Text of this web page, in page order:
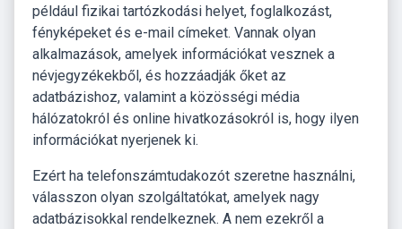
például fizikai tartózkodási helyet, foglalkozást,
fényképeket és e-mail címeket. Vannak olyan
alkalmazások, amelyek információkat vesznek a
névjegyzékekből, és hozzáadják őket az
adatbázishoz, valamint a közösségi média
hálózatokról és online hivatkozásokról is, hogy ilyen
információkat nyerjenek ki.
Ezért ha telefonszámtudakozót szeretne használni,
válasszon olyan szolgáltatókat, amelyek nagy
adatbázisokkal rendelkeznek. A nem ezekről a